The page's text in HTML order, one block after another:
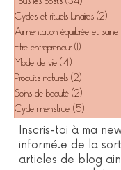
Cycles et rituels lunaires (2)
Alimentation équilibrée et saine
Etre entrepreneur (1)
Mode de vie (4)
Produits naturels (2)
Soins de beauté (2)
Cycle menstruel (5)
Inscris-toi à ma
informé.e de la
articles de blog